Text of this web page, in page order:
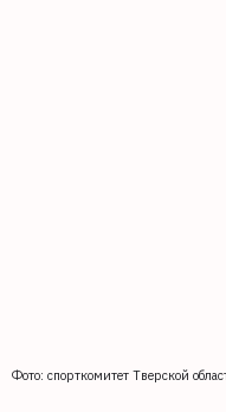
Фото: спорткомитет Тверской